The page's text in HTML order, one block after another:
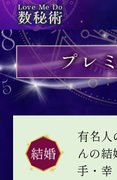
有名人
んの
手・幸